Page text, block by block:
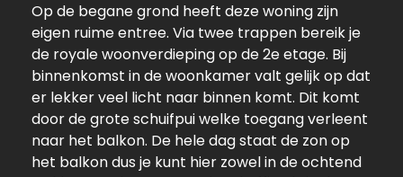
Op de begane grond heeft deze woning zijn
eigen ruime entree. Via twee trappen bereik je
de royale woonverdieping op de 2e etage. Bij
binnenkomst in de woonkamer valt gelijk op dat
er lekker veel licht naar binnen komt. Dit komt
door de grote schuifpui welke toegang verleent
naar het balkon. De hele dag staat de zon op
het balkon dus je kunt hier zowel in de ochtend